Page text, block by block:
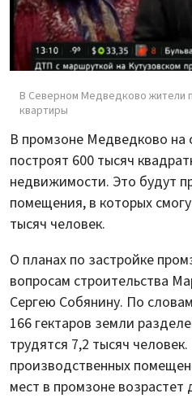
В Северном Медведково жители
квартиры
В промзоне Медведково на
построят 600 тысяч
недвижимости. Это будут
помещения, в которых
тысяч человек.
О планах по застройке
вопросам строительства
Сергею Собянину. По
166 гектаров земли
трудятся 7,2 тысяч
производственных
мест в промзоне возрастет